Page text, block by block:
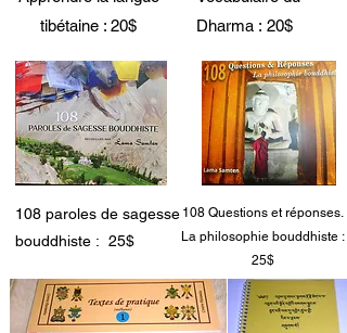
tibétaine : 20$
Dharma : 20$
108 paroles de sagesse
bouddhiste : 25$
108 Questions et réponses.
La philosophie bouddhiste :
25$